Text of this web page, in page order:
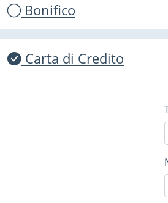
Bonifico
Carta di Credito